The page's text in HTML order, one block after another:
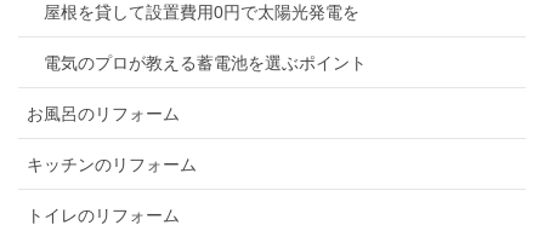
屋根を貸して設置費用0円で太陽光発電を
電気のプロが教える蓄電池を選ぶポイント
お風呂のリフォーム
キッチンのリフォーム
トイレのリフォーム